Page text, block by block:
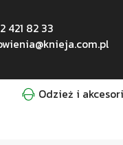
421 82 33
Odzież i